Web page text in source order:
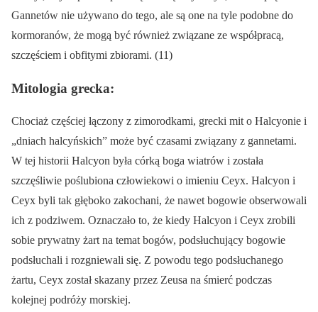
Gannetów nie używano do tego, ale są one na tyle podobne do
kormoranów, że mogą być również związane ze współpracą,
szczęściem i obfitymi zbiorami. (11)
Mitologia grecka:
Chociaż częściej łączony z zimorodkami, grecki mit o Halcyonie i
„dniach halcyńskich” może być czasami związany z gannetami.
W tej historii Halcyon była córką boga wiatrów i została
szczęśliwie poślubiona człowiekowi o imieniu Ceyx. Halcyon i
Ceyx byli tak głęboko zakochani, że nawet bogowie obserwowali
ich z podziwem. Oznaczało to, że kiedy Halcyon i Ceyx zrobili
sobie prywatny żart na temat bogów, podsłuchujący bogowie
podsłuchali i rozgniewali się. Z powodu tego podsłuchanego
żartu, Ceyx został skazany przez Zeusa na śmierć podczas
kolejnej podróży morskiej.